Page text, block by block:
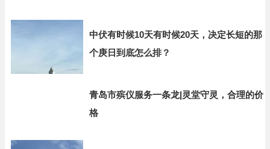
中伏有时候10天有时候20天，决定长短的那
个庚日到底怎么排？
青岛市殡仪服务一条龙|灵堂守灵，合理的价
格